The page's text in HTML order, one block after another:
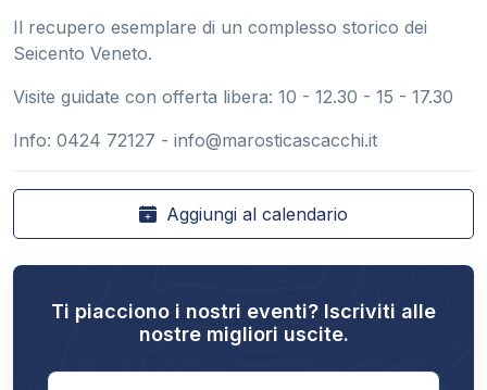
Il recupero esemplare di un complesso storico dei
Seicento Veneto.
Visite guidate con offerta libera: 10 - 12.30 - 15 - 17.30
Info: 0424 72127 - info@marosticascacchi.it
Aggiungi al calendario
Ti piacciono i nostri eventi? Iscriviti alle
nostre migliori uscite.